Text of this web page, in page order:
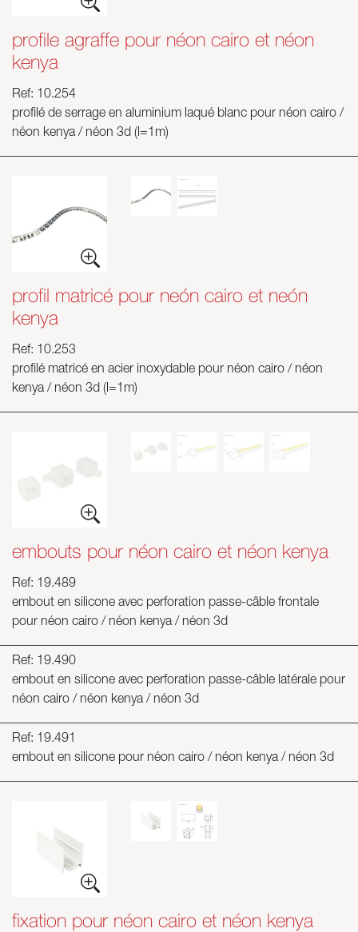
profile agraffe pour néon cairo et néon
kenya
Ref: 10.254
profilé de serrage en aluminium laqué blanc pour néon cairo /
néon kenya / néon 3d (l=1m)
profil matricé pour neón cairo et neón
kenya
Ref: 10.253
profilé matricé en acier inoxydable pour néon cairo / néon
kenya / néon 3d (l=1m)
embouts pour néon cairo et néon kenya
Ref: 19.489
embout en silicone avec perforation passe-câble frontale
pour néon cairo / néon kenya / néon 3d
Ref: 19.490
embout en silicone avec perforation passe-câble latérale pour
néon cairo / néon kenya / néon 3d
Ref: 19.491
embout en silicone pour néon cairo / néon kenya / néon 3d
fixation pour néon cairo et néon kenya